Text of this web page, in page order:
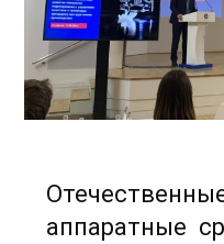
аппаратные